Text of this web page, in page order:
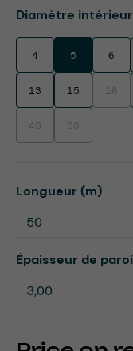
Select
Diamètre
4 5 6
13 15 16(This
45(This option is currently
50(This option is
Select
Longueur (m)
Select
Épaisseur de